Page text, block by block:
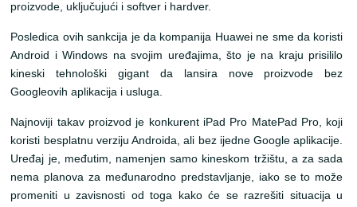
proizvode, uključujući i softver i hardver.
Posledica ovih sankcija je da kompanija Huawei ne sme da koristi
Android i Windows na svojim uređajima, što je na kraju prisililo
kineski tehnološki gigant da lansira nove proizvode bez
Googleovih aplikacija i usluga.
Najnoviji takav proizvod je konkurent iPad Pro MatePad Pro, koji
koristi besplatnu verziju Androida, ali bez ijedne Google aplikacije.
Uređaj je, međutim, namenjen samo kineskom tržištu, a za sada
nema planova za međunarodno predstavljanje, iako se to može
promeniti u zavisnosti od toga kako će se razrešiti situacija u